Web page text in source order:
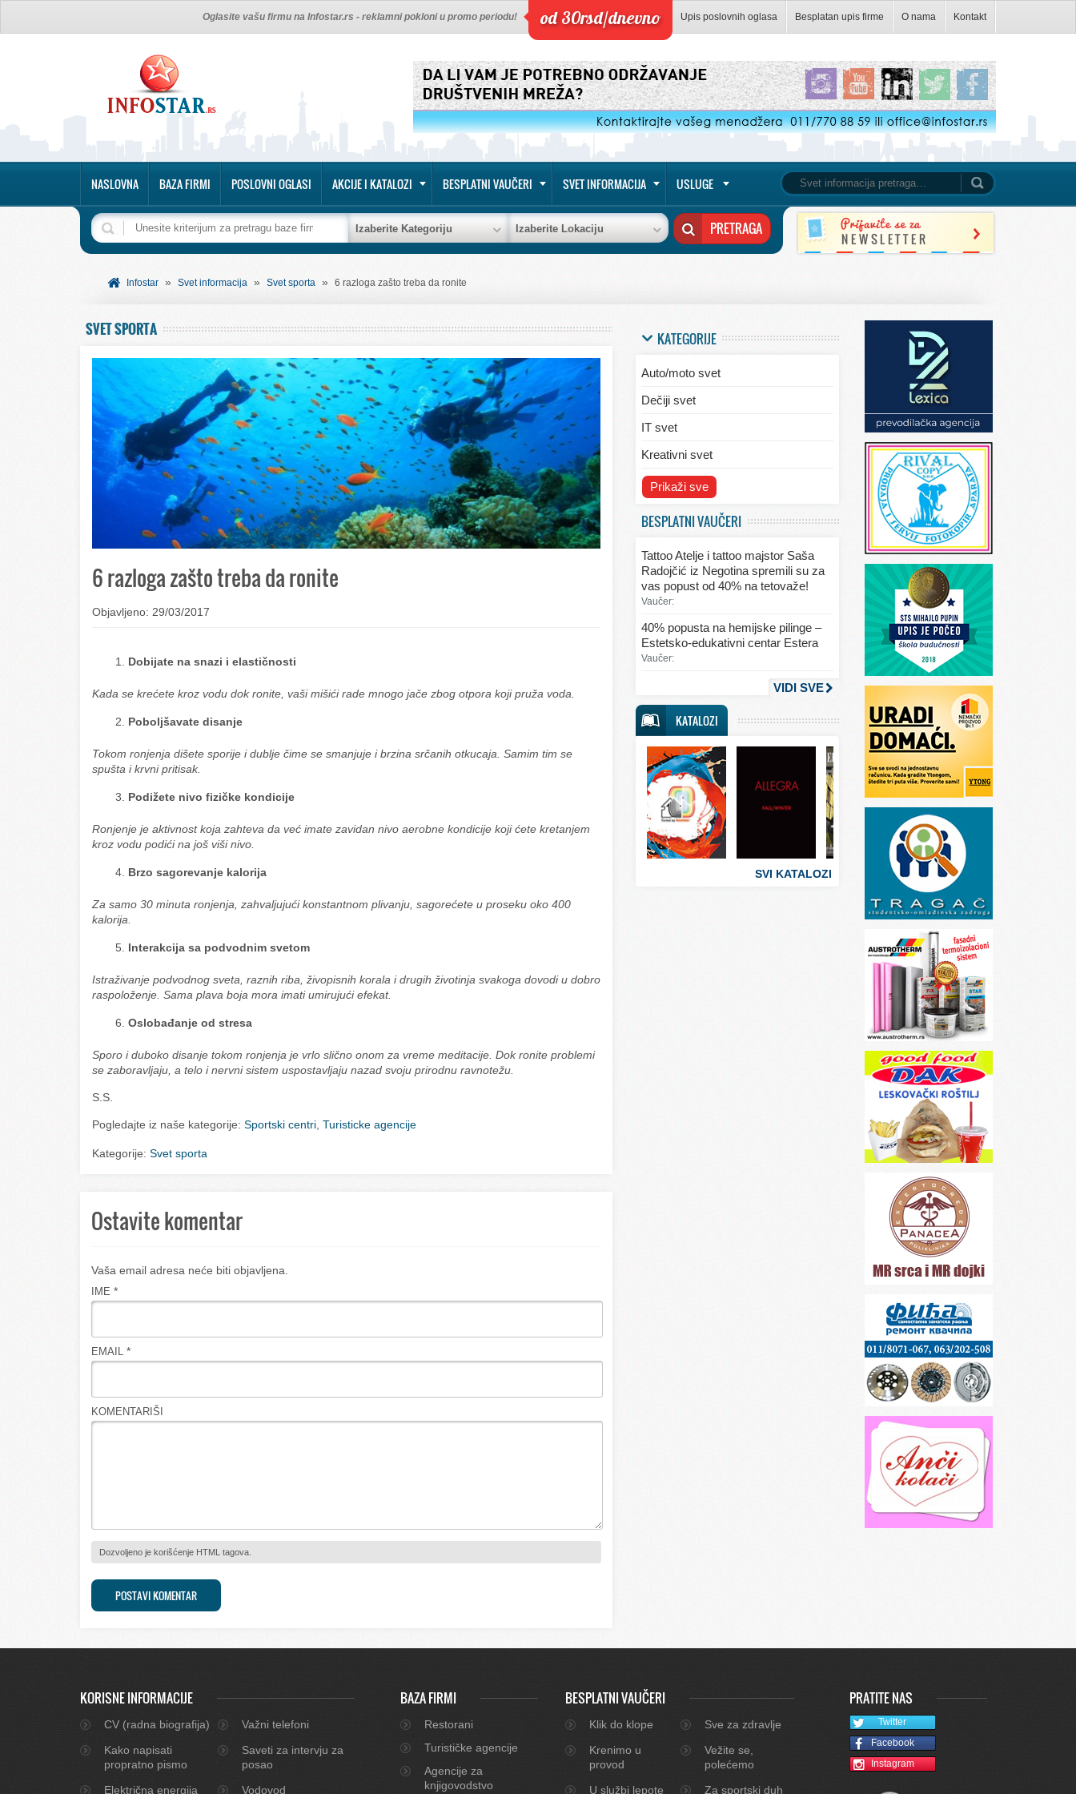
Upis poslovnih oglasa Besplatan upis firme O nama Kontakt
od 30rsd/dnevno
Oglasite vašu firmu na Infostar.rs - reklamni pokloni u promo periodu!
NASLOVNA BAZA FIRMI POSLOVNI OGLASI AKCIJE I KATALOZI BESPLATNI VAUČERI SVET INFORMACIJA USLUGE
Izaberite Kategoriju Izaberite Lokaciju
Infostar » Svet informacija » Svet sporta » 6 razloga zašto treba da ronite
SVET SPORTA
6 razloga zašto treba da ronite
Objavljeno: 29/03/2017
Dobijate na snazi i elastičnosti
Kada se krećete kroz vodu dok ronite, vaši mišići rade mnogo jače zbog otpora koji pruža voda.
Poboljšavate disanje
Tokom ronjenja dišete sporije i dublje čime se smanjuje i brzina srčanih otkucaja. Samim tim se
spušta i krvni pritisak.
Podižete nivo fizičke kondicije
Ronjenje je aktivnost koja zahteva da već imate zavidan nivo aerobne kondicije koji ćete kretanjem
kroz vodu podići na još viši nivo.
Brzo sagorevanje kalorija
Za samo 30 minuta ronjenja, zahvaljujući konstantnom plivanju, sagorećete u proseku oko 400
kalorija.
Interakcija sa podvodnim svetom
Istraživanje podvodnog sveta, raznih riba, živopisnih korala i drugih životinja svakoga dovodi u dobro
raspoloženje. Sama plava boja mora imati umirujući efekat.
Oslobađanje od stresa
Sporo i duboko disanje tokom ronjenja je vrlo slično onom za vreme meditacije. Dok ronite problemi
se zaboravljaju, a telo i nervni sistem uspostavljaju nazad svoju prirodnu ravnotežu.
S.S.
Pogledajte iz naše kategorije: Sportski centri Turisticke agencije
Kategorije: Svet sporta
Ostavite komentar
Vaša email adresa neće biti objavljena.
IME *
EMAIL *
KOMENTARIŠI
Dozvoljeno je korišćenje HTML tagova.
KATEGORIJE
Auto/moto svet
Dečiji svet
IT svet
Kreativni svet
Svet ekologije
Svet kulinarstva
Svet lepote
Svet mode
Svet sporta
Svet tehnike
Svet ugostiteljstva
Svet zabave i umetnosti
Svet zanimljivosti
Svet zdravlja
Prikaži sve
BESPLATNI VAUČERI
Tattoo Atelje i tattoo majstor Saša
Radojčić iz Negotina spremili su za
vas popust od 40% na tetovaže!
Vaučer:
40% popusta na hemijske pilinge –
Estetsko-edukativni centar Estera
Vaučer:
VIDI SVE
KATALOZI
SVI KATALOZI
KORISNE INFORMACIJE
CV (radna biografija)
Važni telefoni
Kako napisati
propratno pismo
Saveti za intervju za
posao
Električna energija
Vodovod
BAZA FIRMI
Restorani
Turističke agencije
Agencije za
knjigovodstvo
BESPLATNI VAUČERI
Klik do klope
Sve za zdravlje
Krenimo u
provod
Vežite se,
polećemo
U službi lepote
Za sportski duh
PRATITE NAS
Twitter
Facebook
Instagram